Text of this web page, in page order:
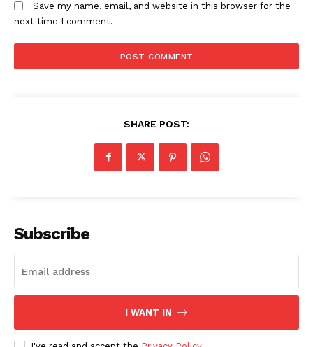
Save my name, email, and website in this browser for the
next time I comment.
SHARE POST:
Subscribe
I WANT IN